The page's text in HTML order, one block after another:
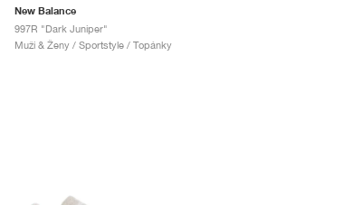
New Balance
997R "Dark Juniper"
Muži & Ženy / Sportstyle / Topánky